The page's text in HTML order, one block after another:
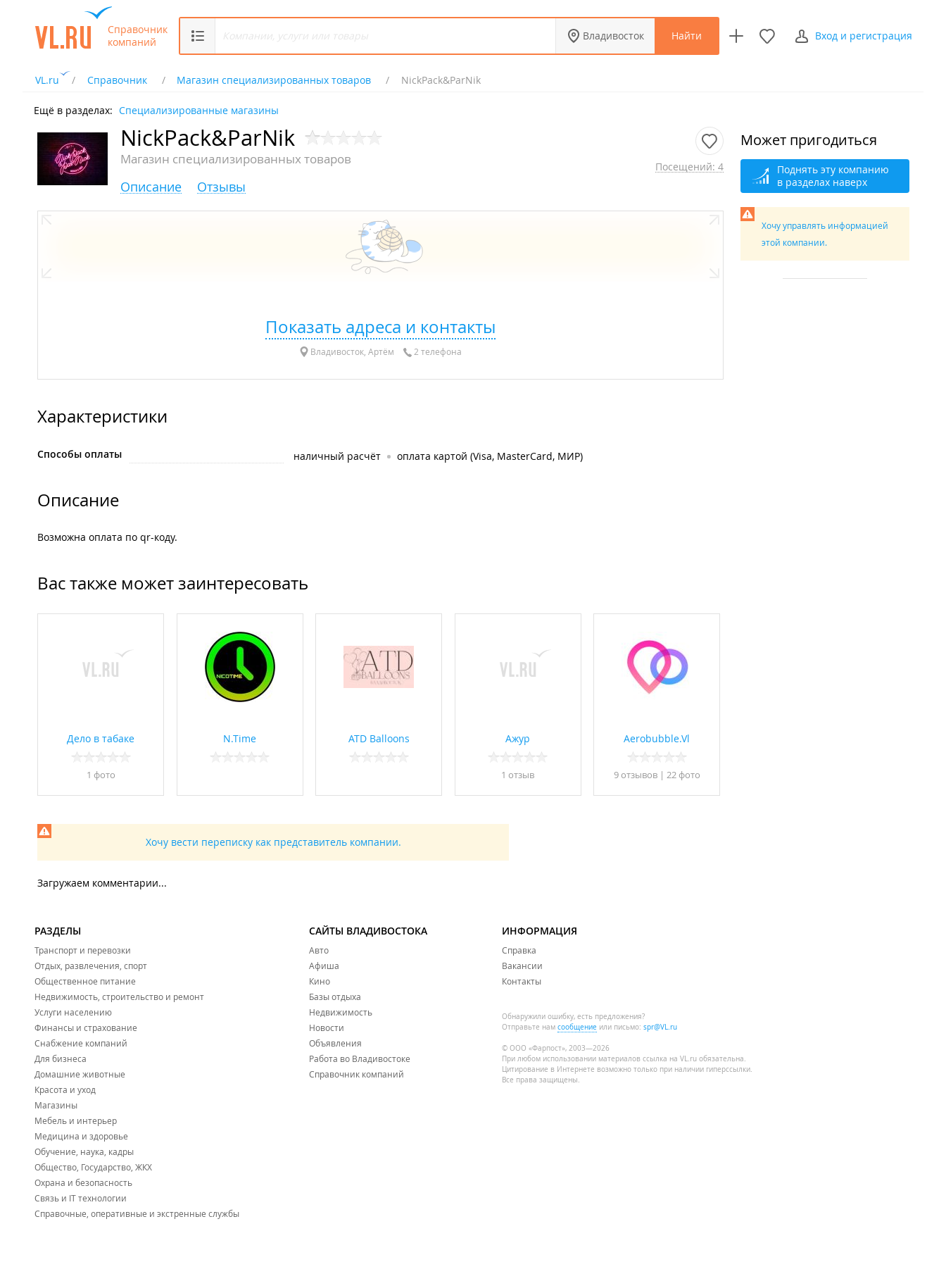
Справочник
компаний
Владивосток Найти Вход и регистрация
VL.ru Справочник Магазин специализированных товаров NickPack&ParNik
Ещё в разделах: Специализированные магазины
NickPack&ParNik
Магазин специализированных товаров Посещений: 4
Описание Отзывы
Показать адреса и контакты
Владивосток, Артём 2 телефона
Характеристики
Способы оплаты наличный расчёт оплата картой (Visa, MasterCard, МИР)
Описание
Возможна оплата по qr-коду.
Вас также может заинтересовать
Дело в табаке
1 фото
N.Time ATD Balloons Ажур
1 отзыв
Aerobubble.Vl
9 отзывов| 22 фото
Хочу вести переписку как представитель компании.
Загружаем комментарии...
Может пригодиться
Поднять эту компанию
в разделах наверх
Хочу управлять информацией
этой компании.
РАЗДЕЛЫ
Транспорт и перевозки
Отдых, развлечения, спорт
Общественное питание
Недвижимость, строительство и ремонт
Услуги населению
Финансы и страхование
Снабжение компаний
Для бизнеса
Домашние животные
Красота и уход
Магазины
Мебель и интерьер
Медицина и здоровье
Обучение, наука, кадры
Общество, Государство, ЖКХ
Охрана и безопасность
Связь и IT технологии
Справочные, оперативные и экстренные службы
САЙТЫ ВЛАДИВОСТОКА
Авто
Афиша
Кино
Базы отдыха
Недвижимость
Новости
Объявления
Работа во Владивостоке
Справочник компаний
ИНФОРМАЦИЯ
Справка
Вакансии
Контакты
Обнаружили ошибку, есть предложения?
Отправьте нам сообщение или письмо: spr@VL.ru
© ООО «Фарпост», 2003—2026
При любом использовании материалов ссылка на VL.ru обязательна.
Цитирование в Интернете возможно только при наличии гиперссылки.
Все права защищены.